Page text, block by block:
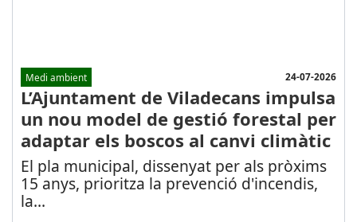
Medi ambient 24-07-2026
L’Ajuntament de Viladecans impulsa
un nou model de gestió forestal per
adaptar els boscos al canvi climàtic
El pla municipal, dissenyat per als pròxims
15 anys, prioritza la prevenció d'incendis,
la...